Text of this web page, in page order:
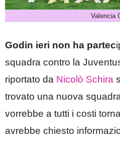
Valencia
Godin ieri non ha partec
squadra contro la
riportato da Nicolò Schira
trovato una nuova
vorrebbe a tutti i costi
avrebbe chiesto